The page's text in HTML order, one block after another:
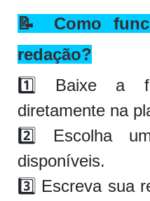
📝 Como
redação?
1️⃣ Baixe a
diretamente na
2️⃣ Escolha
disponíveis.
3️⃣ Escreva sua